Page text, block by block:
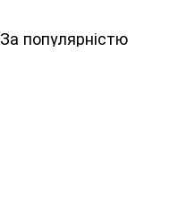
За популярністю